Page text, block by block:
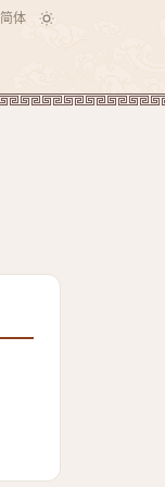
简体